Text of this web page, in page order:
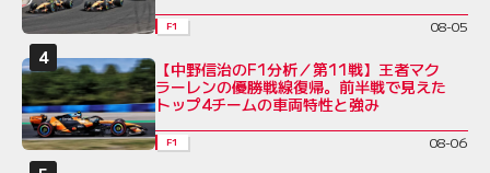
F1 08-05
【中野信治のF1分析／第11戦】王者マク
ラーレンの優勝戦線復帰。前半戦で見えた
トップ4チームの車両特性と強み
F1 08-06